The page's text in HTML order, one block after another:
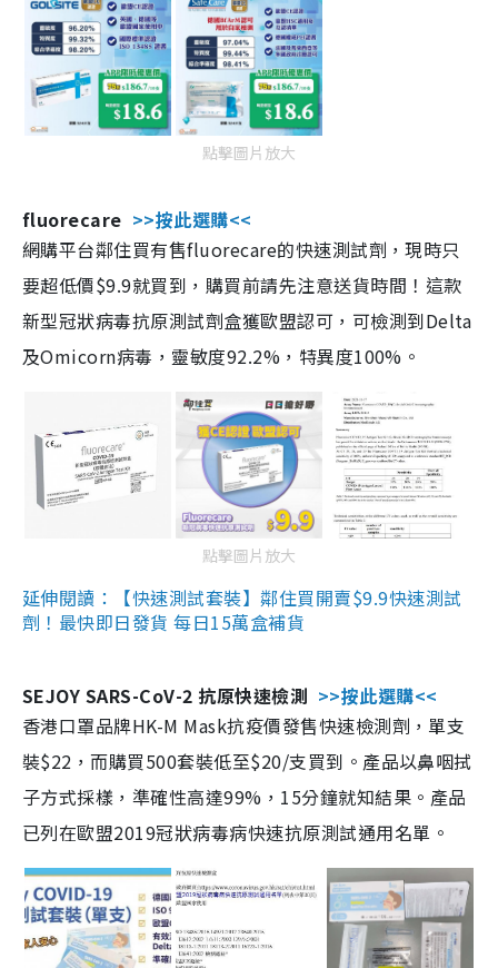
點擊圖片放大
fluorecare >>按此選購<<
網購平台鄰住買有售fluorecare的快速測試劑，現時只
要超低價$9.9就買到，購買前請先注意送貨時間！這款
新型冠狀病毒抗原測試劑盒獲歐盟認可，可檢測到Delta
及Omicorn病毒，靈敏度92.2%，特異度100%。
點擊圖片放大
延伸閱讀：【快速測試套裝】鄰住買開賣$9.9快速測試
劑！最快即日發貨 每日15萬盒補貨
SEJOY SARS-CoV-2 抗原快速檢測 >>按此選購<<
香港口罩品牌HK-M Mask抗疫價發售快速檢測劑，單支
裝$22，而購買500套裝低至$20/支買到。產品以鼻咽拭
子方式採樣，準確性高達99%，15分鐘就知結果。產品
已列在歐盟2019冠狀病毒病快速抗原測試通用名單。